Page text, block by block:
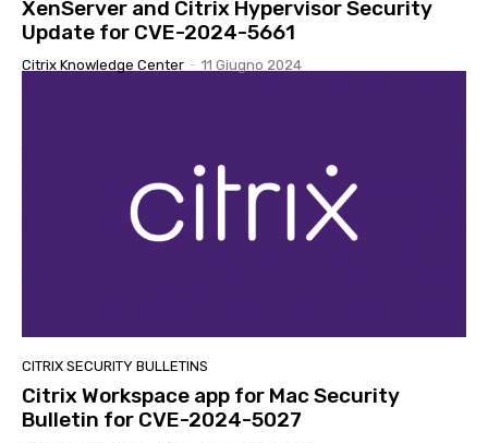
XenServer and Citrix Hypervisor Security
Update for CVE-2024-5661
Citrix Knowledge Center - 11 Giugno 2024
CITRIX SECURITY BULLETINS
Citrix Workspace app for Mac Security
Bulletin for CVE-2024-5027